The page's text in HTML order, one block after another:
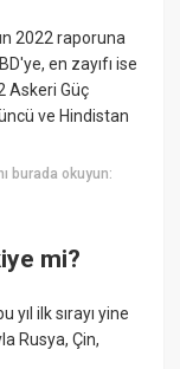
2022 raporuna
en zayıfı ise
Askeri Güç
ve Hindistan
burada okuyun:
mi?
yıl ilk sırayı yine
Rusya, Çin,